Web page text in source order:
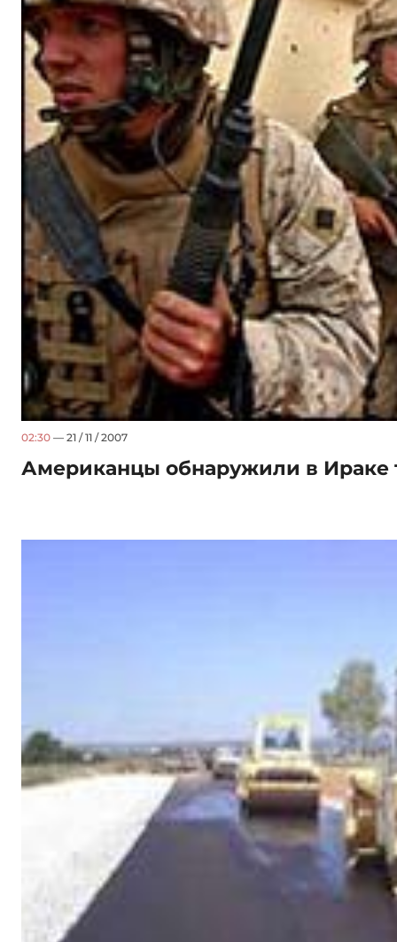
02:30 — 21 / 11 / 2007
Американцы обнаружили в